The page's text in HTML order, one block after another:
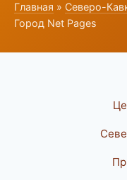
Главная » Северо-
Город Net Pages